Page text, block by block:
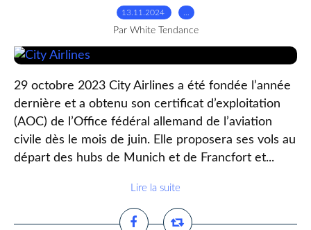
13.11.2024
Par White Tendance
29 octobre 2023 City Airlines a été fondée l’année
dernière et a obtenu son certificat d’exploitation
(AOC) de l’Office fédéral allemand de l’aviation
civile dès le mois de juin. Elle proposera ses vols au
départ des hubs de Munich et de Francfort et...
Lire la suite